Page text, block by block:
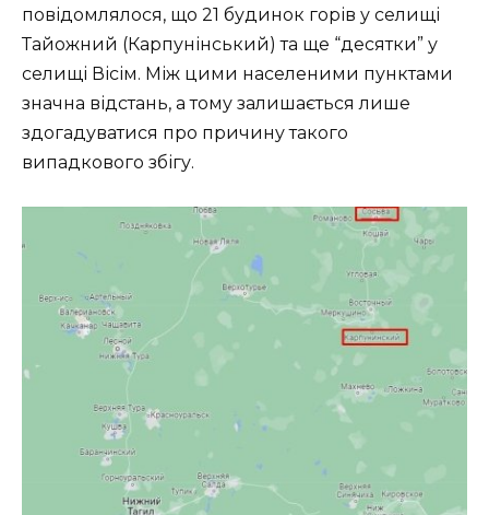
повідомлялося, що 21 будинок горів у селищі
Тайожний (Карпунінський) та ще “десятки” у
селищі Вісім. Між цими населеними пунктами
значна відстань, а тому залишається лише
здогадуватися про причину такого
випадкового збігу.